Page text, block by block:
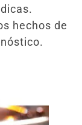
hechos de